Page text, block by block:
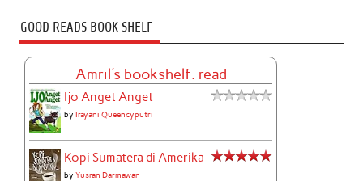
GOOD READS BOOK SHELF
Amril's bookshelf: read
Ijo Anget Anget
byIrayani Queencyputri
Kopi Sumatera di Amerika
byYusran Darmawan